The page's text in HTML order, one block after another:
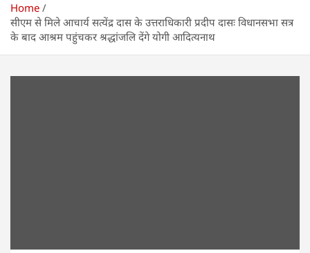
Home
सीएम से मिले आचार्य सत्येंद्र दास के उत्तराधिकारी प्रदीप दासः विधानसभा सत्र
के बाद आश्रम पहुंचकर श्रद्धांजलि देंगे योगी आदित्यनाथ